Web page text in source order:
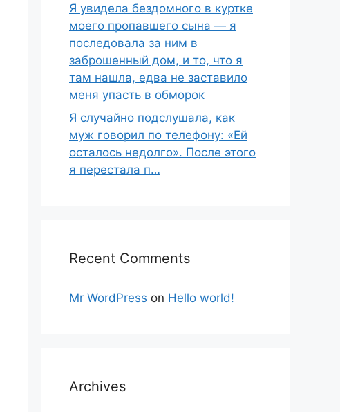
Я увидела бездомного в куртке
моего пропавшего сына — я
последовала за ним в
заброшенный дом, и то, что я
там нашла, едва не заставило
меня упасть в обморок
Я случайно подслушала, как
муж говорил по телефону: «Ей
осталось недолго». После этого
я перестала п…
Recent Comments
Mr WordPress on Hello world!
Archives